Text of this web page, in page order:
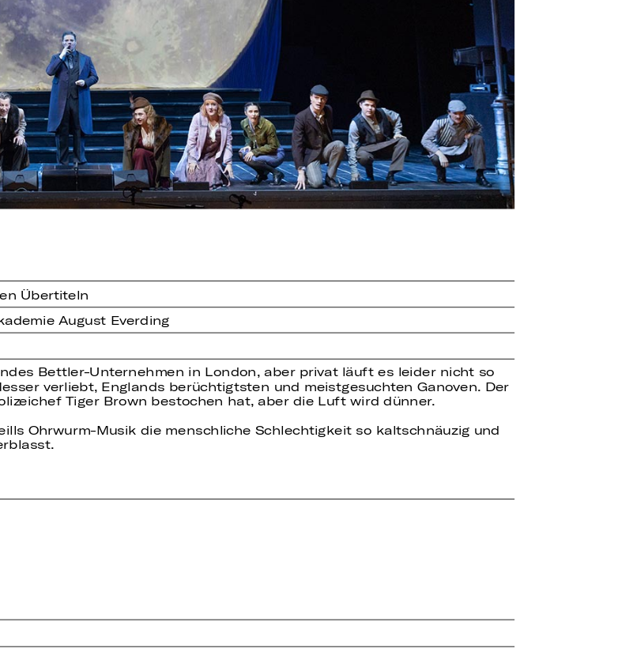
Übertiteln
August Everding
Bettler-Unternehmen in London, aber privat läuft es leider nicht so
verliebt, Englands berüchtigtsten und meistgesuchten Ganoven. Der
Tiger Brown bestochen hat, aber die Luft wird dünner.
Ohrwurm-Musik die menschliche Schlechtigkeit so kaltschnäuzig und